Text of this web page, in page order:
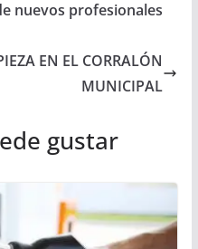
nuevos profesionales
EN EL CORRALÓN
MUNICIPAL
gustar